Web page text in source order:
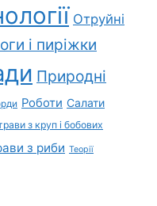
Отруйні
і пиріжки
Природні
Роботи Салати
з круп і бобових
з риби Теорії